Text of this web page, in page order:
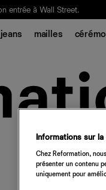
entrée à Wall Street.
jeans mailles
Informations sur
Chez Reformation,
présenter un contenu
uniquement pour